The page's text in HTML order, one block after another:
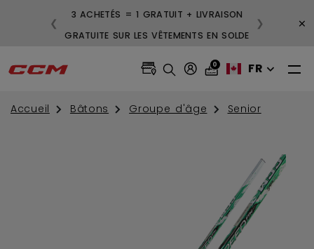
LIVRAISON GRATUITE POUR LES
COMMANDES DE 99 $ ET PLUS
3 ACHETÉS = 1
GRATUITE SUR LES
❮ ❯ ×
0 FR
Accueil Bâtons Groupe d'âge Senior